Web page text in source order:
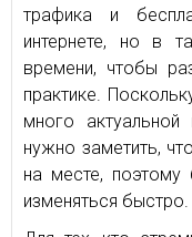
трафика и
интернете, но в
времени, чтобы
практике.
много
нужно заметить,
на месте, поэтому
изменяться быстро.